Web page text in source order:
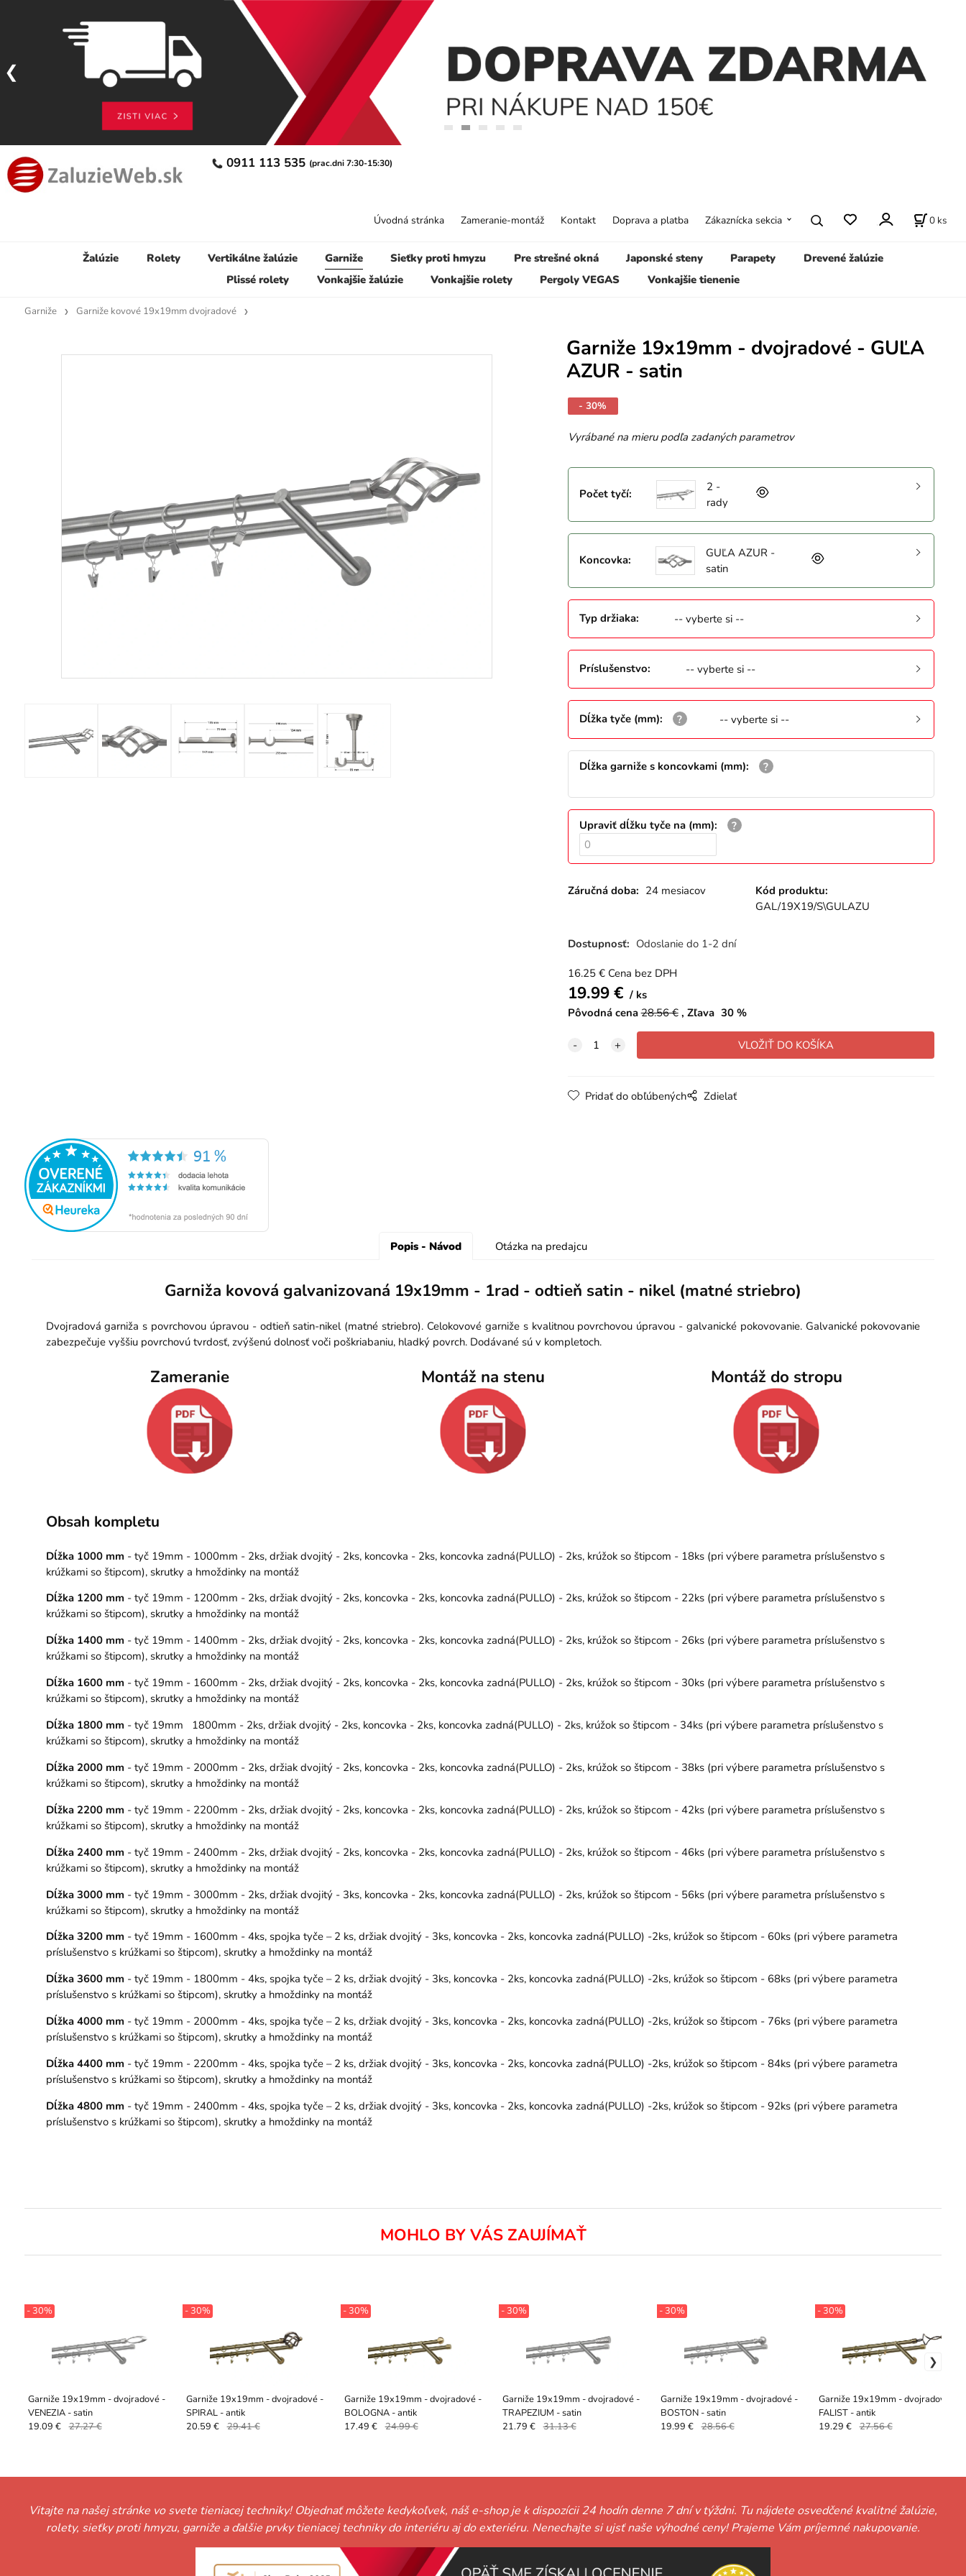
0911 113 535 (prac.dni 7:30-15:30)
Žalúzie Rolety Vertikálne žalúzie Garniže Sieťky proti hmyzu Pre strešné okná Japonské steny Parapety
Drevené žalúzie
Plissé rolety
Vonkajšie žalúzie Vonkajšie rolety Pergoly VEGAS Vonkajšie tienenie
Úvodná stránka Zameranie-montáž Kontakt Doprava a platba Zákaznícka sekcia 0 ks
Garniže Garniže kovové 19x19mm dvojradové
Garniže 19x19mm - dvojradové - GUĽA
AZUR - satin
- 30%
Vyrábané na mieru podľa zadaných parametrov
Počet tyčí:
2 -
rady
Koncovka:
GUĽA AZUR -
satin
Typ držiaka: -- vyberte si --
Príslušenstvo: -- vyberte si --
Dĺžka tyče (mm): -- vyberte si --
Dĺžka garniže s koncovkami (mm):
Upraviť dĺžku tyče na (mm):
Záručná doba: 24 mesiacov
Kód produktu:
GAL/19X19/S\GULAZU
Dostupnosť: Odoslanie do 1-2 dní
16.25€ Cena bez DPH
19.99€
ks
Pôvodná cena 28.56€ Zľava 30%
Pridať do obľúbených Zdielať
Popis - Návod Otázka na predajcu
Garniža kovová galvanizovaná 19x19mm - 1rad - odtieň satin - nikel (matné striebro)
Dvojradová garniža s povrchovou úpravou - odtieň satin-nikel (matné striebro). Celokovové garniže s kvalitnou povrchovou úpravou - galvanické pokovovanie. Galvanické pokovovanie
zabezpečuje vyššiu povrchovú tvrdosť, zvýšenú dolnosť voči poškriabaniu, hladký povrch. Dodávané sú v kompletoch.
Zameranie Montáž na stenu Montáž do stropu
Obsah kompletu
Dĺžka 1000 mm - tyč 19mm - 1000mm - 2ks, držiak dvojitý - 2ks, koncovka - 2ks, koncovka zadná(PULLO) - 2ks, krúžok so štipcom - 18ks (pri výbere parametra príslušenstvo s
krúžkami so štipcom), skrutky a hmoždinky na montáž
Dĺžka 1200 mm - tyč 19mm - 1200mm - 2ks, držiak dvojitý - 2ks, koncovka - 2ks, koncovka zadná(PULLO) - 2ks, krúžok so štipcom - 22ks (pri výbere parametra príslušenstvo s
krúžkami so štipcom), skrutky a hmoždinky na montáž
Dĺžka 1400 mm - tyč 19mm - 1400mm - 2ks, držiak dvojitý - 2ks, koncovka - 2ks, koncovka zadná(PULLO) - 2ks, krúžok so štipcom - 26ks (pri výbere parametra príslušenstvo s
krúžkami so štipcom), skrutky a hmoždinky na montáž
Dĺžka 1600 mm - tyč 19mm - 1600mm - 2ks, držiak dvojitý - 2ks, koncovka - 2ks, koncovka zadná(PULLO) - 2ks, krúžok so štipcom - 30ks (pri výbere parametra príslušenstvo s
krúžkami so štipcom), skrutky a hmoždinky na montáž
Dĺžka 1800 mm - tyč 19mm 1800mm - 2ks, držiak dvojitý - 2ks, koncovka - 2ks, koncovka zadná(PULLO) - 2ks, krúžok so štipcom - 34ks (pri výbere parametra príslušenstvo s
krúžkami so štipcom), skrutky a hmoždinky na montáž
Dĺžka 2000 mm - tyč 19mm - 2000mm - 2ks, držiak dvojitý - 2ks, koncovka - 2ks, koncovka zadná(PULLO) - 2ks, krúžok so štipcom - 38ks (pri výbere parametra príslušenstvo s
krúžkami so štipcom), skrutky a hmoždinky na montáž
Dĺžka 2200 mm - tyč 19mm - 2200mm - 2ks, držiak dvojitý - 2ks, koncovka - 2ks, koncovka zadná(PULLO) - 2ks, krúžok so štipcom - 42ks (pri výbere parametra príslušenstvo s
krúžkami so štipcom), skrutky a hmoždinky na montáž
Dĺžka 2400 mm - tyč 19mm - 2400mm - 2ks, držiak dvojitý - 2ks, koncovka - 2ks, koncovka zadná(PULLO) - 2ks, krúžok so štipcom - 46ks (pri výbere parametra príslušenstvo s
krúžkami so štipcom), skrutky a hmoždinky na montáž
Dĺžka 3000 mm - tyč 19mm - 3000mm - 2ks, držiak dvojitý - 3ks, koncovka - 2ks, koncovka zadná(PULLO) - 2ks, krúžok so štipcom - 56ks (pri výbere parametra príslušenstvo s
krúžkami so štipcom), skrutky a hmoždinky na montáž
Dĺžka 3200 mm - tyč 19mm - 1600mm - 4ks, spojka tyče – 2 ks, držiak dvojitý - 3ks, koncovka - 2ks, koncovka zadná(PULLO) -2ks, krúžok so štipcom - 60ks (pri výbere parametra
príslušenstvo s krúžkami so štipcom), skrutky a hmoždinky na montáž
Dĺžka 3600 mm - tyč 19mm - 1800mm - 4ks, spojka tyče – 2 ks, držiak dvojitý - 3ks, koncovka - 2ks, koncovka zadná(PULLO) -2ks, krúžok so štipcom - 68ks (pri výbere parametra
príslušenstvo s krúžkami so štipcom), skrutky a hmoždinky na montáž
Dĺžka 4000 mm - tyč 19mm - 2000mm - 4ks, spojka tyče – 2 ks, držiak dvojitý - 3ks, koncovka - 2ks, koncovka zadná(PULLO) -2ks, krúžok so štipcom - 76ks (pri výbere parametra
príslušenstvo s krúžkami so štipcom), skrutky a hmoždinky na montáž
Dĺžka 4400 mm - tyč 19mm - 2200mm - 4ks, spojka tyče – 2 ks, držiak dvojitý - 3ks, koncovka - 2ks, koncovka zadná(PULLO) -2ks, krúžok so štipcom - 84ks (pri výbere parametra
príslušenstvo s krúžkami so štipcom), skrutky a hmoždinky na montáž
Dĺžka 4800 mm - tyč 19mm - 2400mm - 4ks, spojka tyče – 2 ks, držiak dvojitý - 3ks, koncovka - 2ks, koncovka zadná(PULLO) -2ks, krúžok so štipcom - 92ks (pri výbere parametra
príslušenstvo s krúžkami so štipcom), skrutky a hmoždinky na montáž
MOHLO BY VÁS ZAUJÍMAŤ
Garniže 19x19mm - dvojradové -
VENEZIA - satin
- 30%
19.09 € 27.27 €
Garniže 19x19mm - dvojradové -
SPIRAL - antik
- 30%
20.59 € 29.41 €
Garniže 19x19mm - dvojradové -
BOLOGNA - antik
- 30%
17.49 € 24.99 €
Garniže 19x19mm - dvojradové -
TRAPEZIUM - satin
- 30%
21.79 € 31.13 €
Garniže 19x19mm - dvojradové -
BOSTON - satin
- 30%
19.99 € 28.56 €
Garniže 19x19mm - dvojradové -
FALIST - antik
- 30%
19.29 € 27.56 €
Vitajte na našej stránke vo svete tieniacej techniky! Objednať môžete kedykoľvek, náš e-shop je k dispozícii 24 hodín denne 7 dní v týždni. Tu nájdete osvedčené kvalitné žalúzie,
rolety, sieťky proti hmyzu, garniže a ďalšie prvky tieniacej techniky do interiéru aj do exteriéru. Nenechajte si ujsť naše výhodné ceny! Prajeme Vám príjemné nakupovanie.